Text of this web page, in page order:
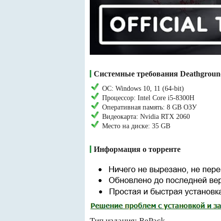
Системные требования
ОС: Windows 10, 11 (64-bit)
Процессор: Intel Core i5-8300H
Оперативная память: 8 GB ОЗУ
Видеокарта: Nvidia RTX 2060
Место на диске: 35 GB
Информация о торренте